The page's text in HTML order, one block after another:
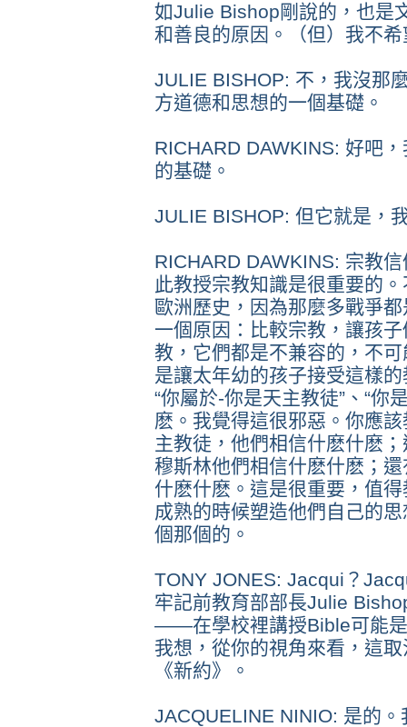
如Julie Bishop剛說的，也是
和善良的原因。（但）我不
JULIE BISHOP: 不，我沒那
方道德和思想的一個基礎。
RICHARD DAWKINS: 好吧
的基礎。
JULIE BISHOP: 但它就是，
RICHARD DAWKINS: 宗教
此教授宗教知識是很重要的
歐洲歷史，因為那麼多戰爭
一個原因：比較宗教，讓孩
教，它們都是不兼容的，不
是讓太年幼的孩子接受這樣
“你屬於-你是天主教徒”、“你
麽。我覺得這很邪惡。你應
主教徒，他們相信什麽什麽
穆斯林他們相信什麽什麽；
什麽什麽。這是很重要，值
成熟的時候塑造他們自己的
個那個的。
TONY JONES: Jacqui？
牢記前教育部部長Julie
——在學校裡講授Bible可能
我想，從你的視角來看，這
《新約》。
JACQUELINE NINIO: 是的